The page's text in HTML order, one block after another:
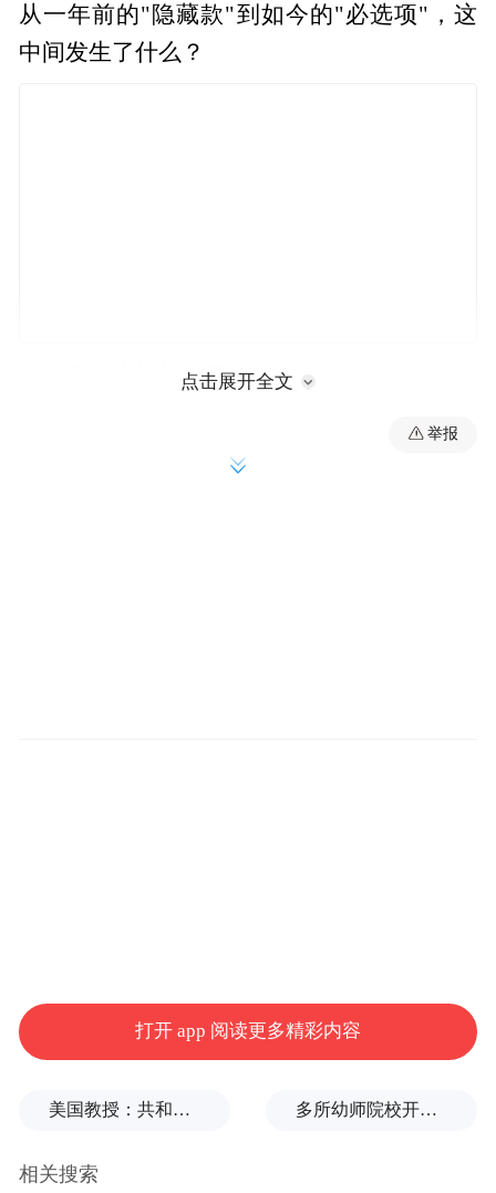
从一年前的"隐藏款"到如今的"必选项"，这
中间发生了什么？
拆掉围墙也拆掉了隔阂
改造前的新民大街，沿线历史建筑被高高的
围栏圈着，人行道高低不平，散步都得小心
点击展开全文
举报
打开 app 阅读更多精彩内容
美国教授：共和党中期选举本是逆风局，没想到对手烂成“神助攻” 多所幼师院校开设养老专业